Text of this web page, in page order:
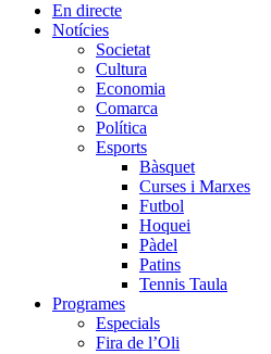
En directe
Notícies
Societat
Cultura
Economia
Comarca
Política
Esports
Bàsquet
Curses i Marxes
Futbol
Hoquei
Pàdel
Patins
Tennis Taula
Programes
Especials
Fira de l’Oli